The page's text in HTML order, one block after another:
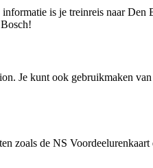
is je treinreis naar Den
Je kunt ook gebruikmaken
zoals de NS